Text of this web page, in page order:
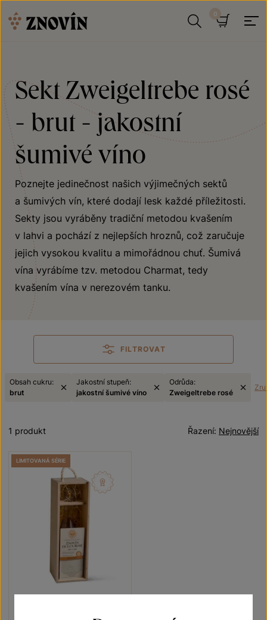
Sekt Zweigeltrebe rosé
- brut - jakostní
šumivé víno
Poznejte jedinečnost našich výjimečných sektů
a šumivých vín, které dodají lesk každé příležitosti.
Sekty jsou vyráběny tradiční metodou kvašením
v lahvi a pochází z nejlepších hroznů, což zaručuje
jejich vysokou kvalitu a mimořádnou chuť. Šumivá
vína vyrábíme tzv. metodou Charmat, tedy
kvašením vína v nerezovém tanku.
FILTROVAT
Obsah cukru:
brut
Jakostní stupeň:
jakostní šumivé víno
Odrůda:
Zweigeltrebe rosé
Nejnovější
Řazení:
1 produkt
LIMITOVANÁ SÉRIE